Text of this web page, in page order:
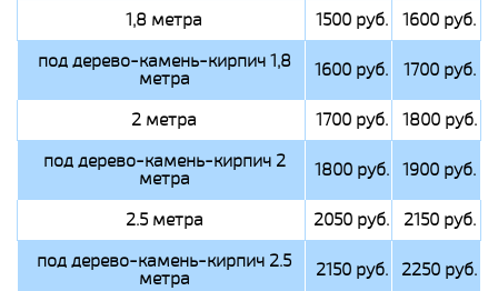
1,8 метра 1500 руб.
1600 руб.
под дерево-камень-кирпич 1,8
метра 1600 руб. 1700 руб.
2 метра 1700 руб.
1800 руб.
под дерево-камень-кирпич 2
метра 1800 руб. 1900 руб.
2.5 метра 2050 руб.
2150 руб.
под дерево-камень-кирпич 2.5
метра 2150 руб. 2250 руб.